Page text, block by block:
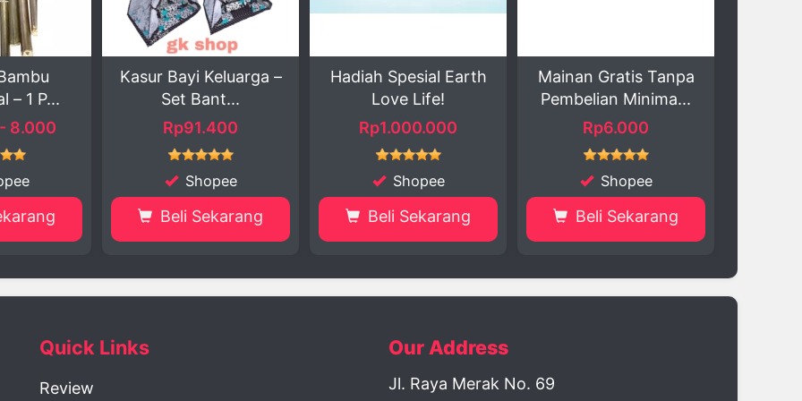
Bayi Keluarga –
Set Bant...
Rp91.400
Beli Sekarang
Hadiah Spesial Earth
Love Life!
Rp1.000.000
Beli Sekarang
Mainan Gratis Tanpa
Pembelian Minima...
Rp6.000
Beli Sekarang
Paket Perawatan
Cussons untuk Si Kec...
Rp91.462
Beli Sekarang
Quick Links
Review
Our Address
Jl. Raya Merak No. 69